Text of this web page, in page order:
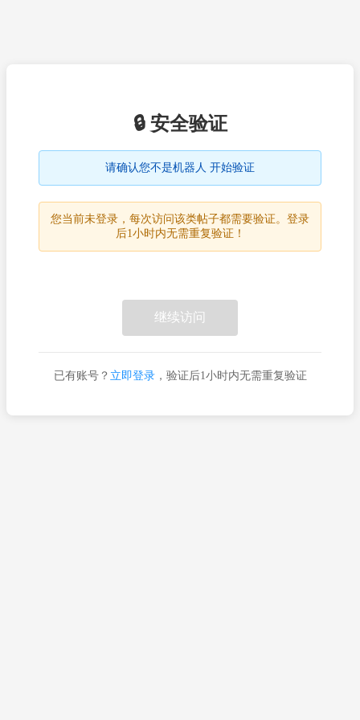
🔒 安全验证
请确认您不是机器人 开始验证
您当前未登录，每次访问该类帖子都需要验证。登录
后1小时内无需重复验证！
继续访问
已有账号？ 立即登录，验证后1小时内无需重复验证